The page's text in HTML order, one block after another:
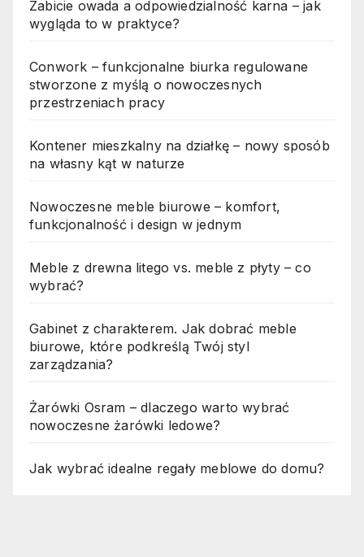
Zabicie owada a odpowiedzialność karna – jak
wygląda to w praktyce?
Conwork – funkcjonalne biurka regulowane
stworzone z myślą o nowoczesnych
przestrzeniach pracy
Kontener mieszkalny na działkę – nowy sposób
na własny kąt w naturze
Nowoczesne meble biurowe – komfort,
funkcjonalność i design w jednym
Meble z drewna litego vs. meble z płyty – co
wybrać?
Gabinet z charakterem. Jak dobrać meble
biurowe, które podkreślą Twój styl
zarządzania?
Żarówki Osram – dlaczego warto wybrać
nowoczesne żarówki ledowe?
Jak wybrać idealne regały meblowe do domu?